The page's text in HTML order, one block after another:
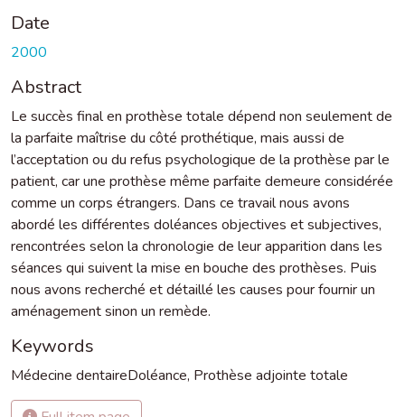
Date
2000
Abstract
Le succès final en prothèse totale dépend non seulement de
la parfaite maîtrise du côté prothétique, mais aussi de
l’acceptation ou du refus psychologique de la prothèse par le
patient, car une prothèse même parfaite demeure considérée
comme un corps étrangers. Dans ce travail nous avons
abordé les différentes doléances objectives et subjectives,
rencontrées selon la chronologie de leur apparition dans les
séances qui suivent la mise en bouche des prothèses. Puis
nous avons recherché et détaillé les causes pour fournir un
aménagement sinon un remède.
Keywords
Médecine dentaireDoléance, Prothèse adjointe totale